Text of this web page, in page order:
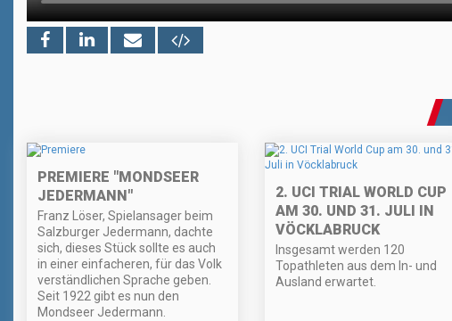
PREMIERE "MONDSEER
JEDERMANN"
Franz Löser, Spielansager beim
Salzburger Jedermann, dachte
sich, dieses Stück sollte es auch
in einer einfacheren, für das Volk
verständlichen Sprache geben.
Seit 1922 gibt es nun den
Mondseer Jedermann.
2. UCI TRIAL WORLD CUP
AM 30. UND 31. JULI IN
VÖCKLABRUCK
Insgesamt werden 120
Topathleten aus dem In- und
Ausland erwartet.